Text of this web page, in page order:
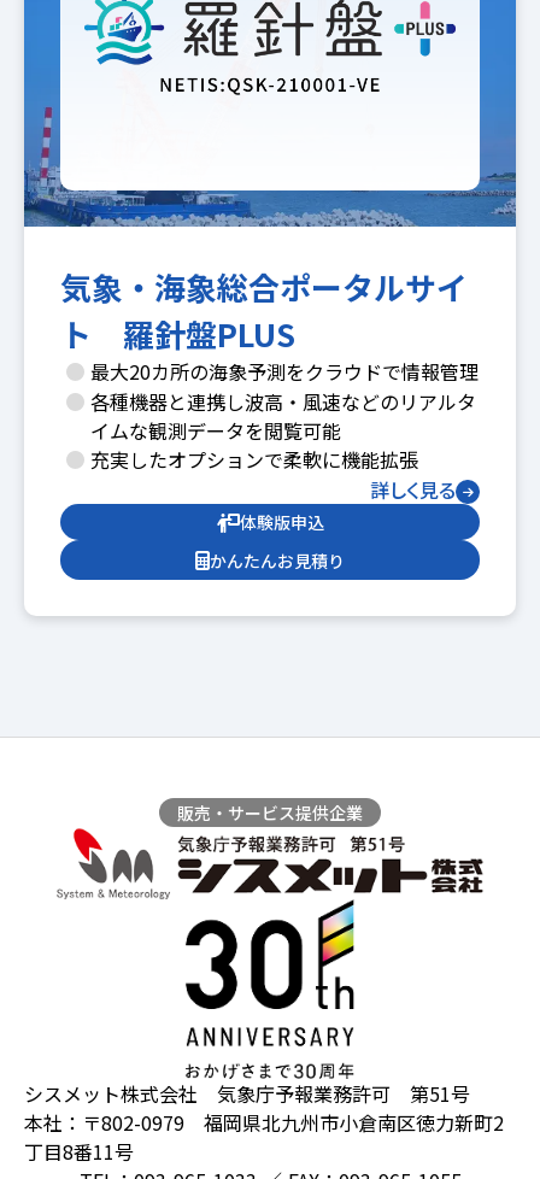
気象・海象総合ポータルサイ
ト 羅針盤PLUS
最大20カ所の海象予測をクラウドで情報管理
各種機器と連携し波高・風速などのリアルタ
イムな観測データを閲覧可能
充実したオプションで柔軟に機能拡張
詳しく見る
体験版申込
かんたんお見積り
販売・サービス提供企業
シスメット株式会社 気象庁予報業務許可 第51号
本社：〒802-0979 福岡県北九州市小倉南区徳力新町2
丁目8番11号